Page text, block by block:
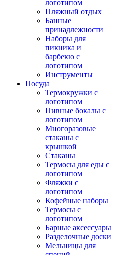
логотипом
Пляжный отдых
Банные
принадлежности
Наборы для
пикника и
барбекю с
логотипом
Инструменты
Посуда
Термокружки с
логотипом
Пивные бокалы с
логотипом
Многоразовые
стаканы с
крышкой
Стаканы
Термосы для еды с
логотипом
Фляжки с
логотипом
Кофейные наборы
Термосы с
логотипом
Барные аксессуары
Разделочные доски
Мельницы для